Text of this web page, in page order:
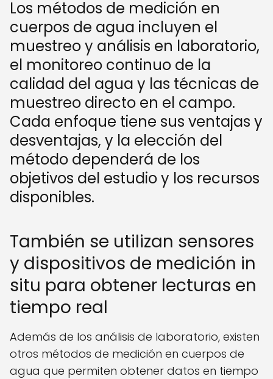
Los métodos de medición en
cuerpos de agua incluyen el
muestreo y análisis en laboratorio,
el monitoreo continuo de la
calidad del agua y las técnicas de
muestreo directo en el campo.
Cada enfoque tiene sus ventajas y
desventajas, y la elección del
método dependerá de los
objetivos del estudio y los recursos
disponibles.
También se utilizan sensores
y dispositivos de medición in
situ para obtener lecturas en
tiempo real
Además de los análisis de laboratorio, existen
otros métodos de medición en cuerpos de
agua que permiten obtener datos en tiempo